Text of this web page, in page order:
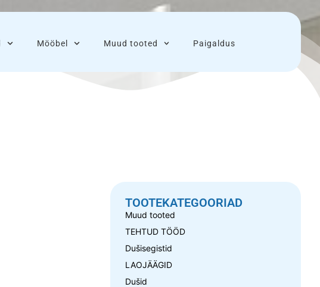
Mööbel Muud tooted Paigaldus
TOOTEKATEGOORIAD
Muud tooted
TEHTUD TÖÖD
Dušisegistid
LAOJÄÄGID
Dušid